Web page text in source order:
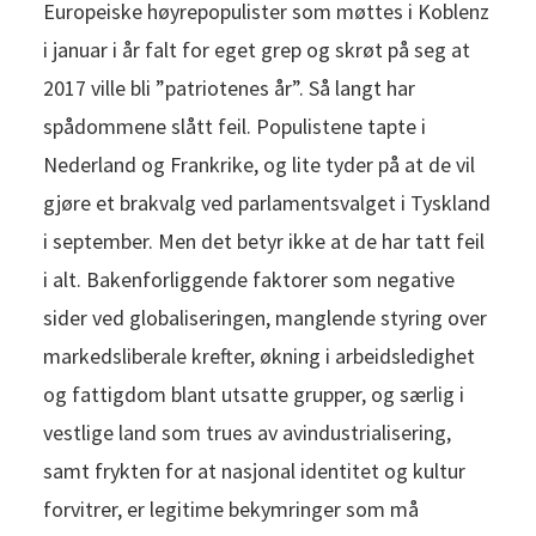
Europeiske høyrepopulister som møttes i Koblenz
i januar i år falt for eget grep og skrøt på seg at
2017 ville bli ”patriotenes år”. Så langt har
spådommene slått feil. Populistene tapte i
Nederland og Frankrike, og lite tyder på at de vil
gjøre et brakvalg ved parlamentsvalget i Tyskland
i september. Men det betyr ikke at de har tatt feil
i alt. Bakenforliggende faktorer som negative
sider ved globaliseringen, manglende styring over
markedsliberale krefter, økning i arbeidsledighet
og fattigdom blant utsatte grupper, og særlig i
vestlige land som trues av avindustrialisering,
samt frykten for at nasjonal identitet og kultur
forvitrer, er legitime bekymringer som må